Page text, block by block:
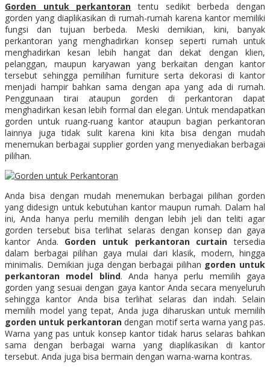
Gorden untuk perkantoran tentu sedikit berbeda dengan
gorden yang diaplikasikan di rumah-rumah karena kantor memiliki
fungsi dan tujuan berbeda. Meski demikian, kini, banyak
perkantoran yang menghadirkan konsep seperti rumah untuk
menghadirkan kesan lebih hangat dan dekat dengan klien,
pelanggan, maupun karyawan yang berkaitan dengan kantor
tersebut sehingga pemilihan furniture serta dekorasi di kantor
menjadi hampir bahkan sama dengan apa yang ada di rumah.
Penggunaan tirai ataupun gorden di perkantoran dapat
menghadirkan kesan lebih formal dan elegan. Untuk mendapatkan
gorden untuk ruang-ruang kantor ataupun bagian perkantoran
lainnya juga tidak sulit karena kini kita bisa dengan mudah
menemukan berbagai supplier gorden yang menyediakan berbagai
pilihan.
Anda bisa dengan mudah menemukan berbagai pilihan gorden
yang didesign untuk kebutuhan kantor maupun rumah. Dalam hal
ini, Anda hanya perlu memilih dengan lebih jeli dan teliti agar
gorden tersebut bisa terlihat selaras dengan konsep dan gaya
kantor Anda. Gorden untuk perkantoran curtain tersedia
dalam berbagai pilihan gaya mulai dari klasik, modern, hingga
minimalis. Demikian juga dengan berbagai pilihan gorden untuk
perkantoran model blind. Anda hanya perlu memilih gaya
gorden yang sesuai dengan gaya kantor Anda secara menyeluruh
sehingga kantor Anda bisa terlihat selaras dan indah. Selain
memilih model yang tepat, Anda juga diharuskan untuk memilih
gorden untuk perkantoran dengan motif serta warna yang pas.
Warna yang pas untuk konsep kantor tidak harus selaras bahkan
sama dengan berbagai warna yang diaplikasikan di kantor
tersebut. Anda juga bisa bermain dengan warna-warna kontras.